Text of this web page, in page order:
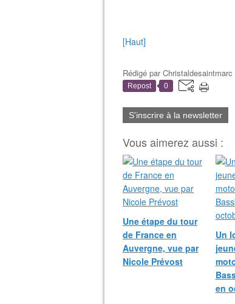
[Haut]
Rédigé parChristaldesaintmarc
Repost 0
S'inscrire à la newsletter
Vous aimerez aussi :
Une étape du tour
de France en
Auvergne, vue par
Nicole Prévost
Un
en